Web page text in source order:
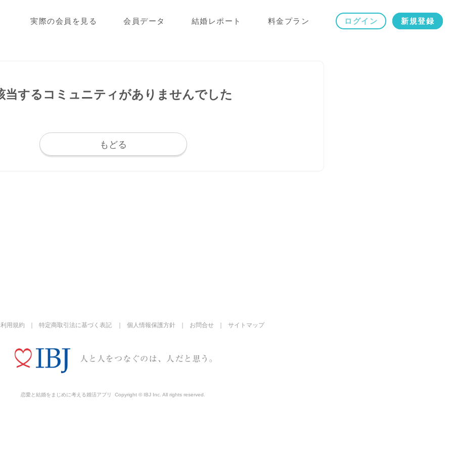
実際の会員を見る 会員データ 結婚レポート 料金プラン ログイン 新規登録
当するコミュニティがありませんでした
もどる
利用規約 特定商取引法に基づく表記 個人情報保護方針 お問合せ サイトマップ
恋愛と結婚をまじめに考える婚活アプリ Copyright © IBJ Inc. All rights reserved.